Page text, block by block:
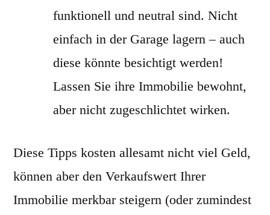
funktionell und neutral sind. Nicht
einfach in der Garage lagern – auch
diese könnte besichtigt werden!
Lassen Sie ihre Immobilie bewohnt,
aber nicht zugeschlichtet wirken.
Diese Tipps kosten allesamt nicht viel Geld,
können aber den Verkaufswert Ihrer
Immobilie merkbar steigern (oder zumindest